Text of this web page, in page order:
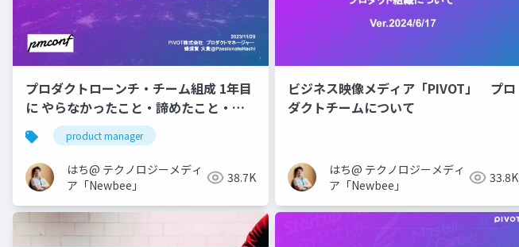
プロダクトローンチ・チーム組成 1年目
に やらなかったこと・諦めたこと・捨
てたことproduct manager
はち@ テクノロジーメディ
ア「Newbee」
38.7K
ビジネス映像メディア「PIVOT」 プロ
ダクトチームについて
はち@ テクノロジーメディ
ア「Newbee」
33.8K